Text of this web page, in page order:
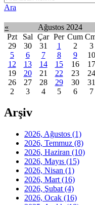
Ara
« Ağustos 2024
Pzt
Sal Çar Per Cum
29
30 31 1 2 3
5
6 7 8 9 10
12
13 14 15 16 17
19
20 21 22 23 24
26
27 28 29 30 31
2
3 4 5 6 7
Arşiv
2026, Ağustos (1)
2026, Temmuz (8)
2026, Haziran (10)
2026, Mayıs (15)
2026, Nisan (1)
2026, Mart (16)
2026, Şubat (4)
2026, Ocak (16)